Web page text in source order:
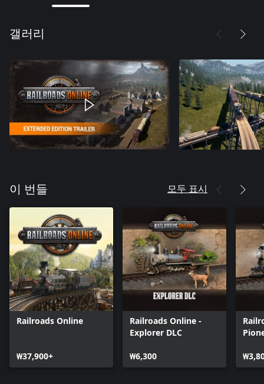
갤러리
이 번들 모두 표시
Railroads Online
₩37,900+
Railroads Online -
Explorer DLC
₩6,300